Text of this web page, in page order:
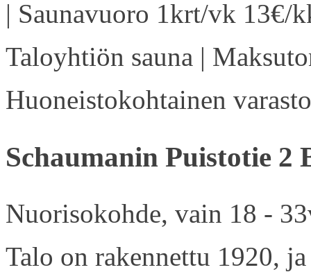
| Saunavuoro 1krt/vk 13€/
Taloyhtiön sauna |
Huoneistokohtainen
Schaumanin Puistotie 2
Nuorisokohde, vain 18 -
Talo on rakennettu 1920,